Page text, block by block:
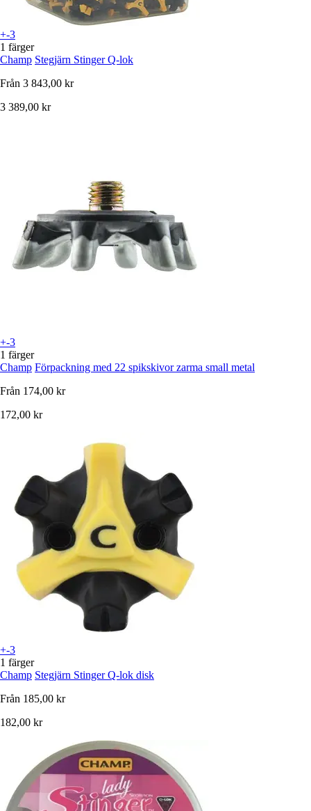
+-3
1 färger
Champ Stegjärn Stinger Q-lok
Från 3 843,00 kr
3 389,00 kr
+-3
1 färger
Champ Förpackning med 22 spikskivor zarma small metal
Från 174,00 kr
172,00 kr
+-3
1 färger
Champ Stegjärn Stinger Q-lok disk
Från 185,00 kr
182,00 kr